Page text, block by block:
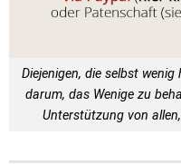
Diejenigen, die selbst
darum, das Wenige zu
Unterstützung von